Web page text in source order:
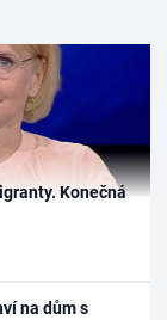
Konečná
na dům s